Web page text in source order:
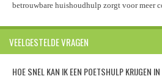
betrouwbare huishoudhulp zorgt voor meer
VEELGESTELDE VRAGEN
HOE SNEL KAN IK EEN POETSHULP KRIJGEN